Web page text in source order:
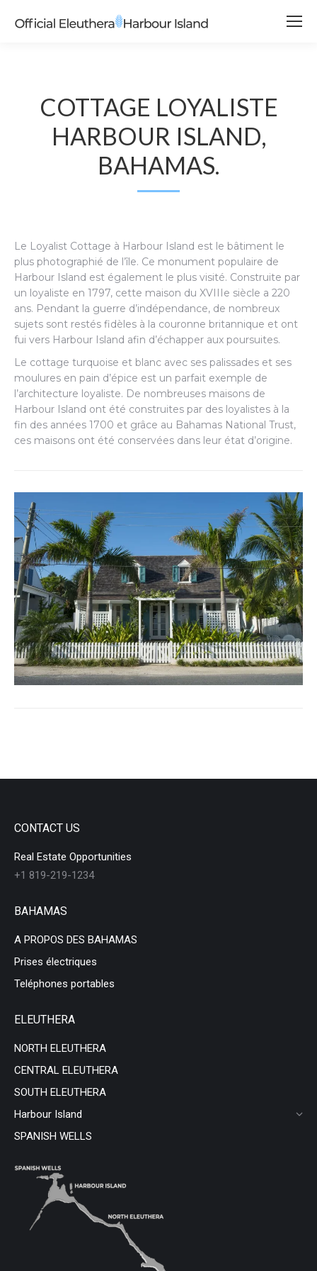
COTTAGE LOYALISTE
HARBOUR ISLAND,
BAHAMAS.
Le Loyalist Cottage à Harbour Island est le bâtiment le
plus photographié de l’île. Ce monument populaire de
Harbour Island est également le plus visité. Construite par
un loyaliste en 1797, cette maison du XVIIIe siècle a 220
ans. Pendant la guerre d’indépendance, de nombreux
sujets sont restés fidèles à la couronne britannique et ont
fui vers Harbour Island afin d’échapper aux poursuites.
Le cottage turquoise et blanc avec ses palissades et ses
moulures en pain d’épice est un parfait exemple de
l’architecture loyaliste. De nombreuses maisons de
Harbour Island ont été construites par des loyalistes à la
fin des années 1700 et grâce au Bahamas National Trust,
ces maisons ont été conservées dans leur état d’origine.
CONTACT US
Real Estate Opportunities
+1 819-219-1234
BAHAMAS
A PROPOS DES BAHAMAS
Prises électriques
Teléphones portables
ELEUTHERA
NORTH ELEUTHERA
CENTRAL ELEUTHERA
SOUTH ELEUTHERA
Harbour Island
SPANISH WELLS